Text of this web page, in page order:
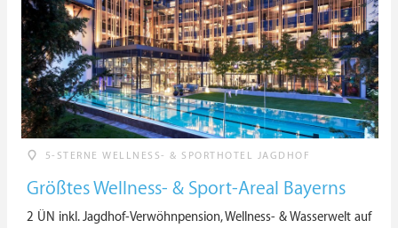
5-STERNE WELLNESS- & SPORTHOTEL JAGDHOF
Größtes Wellness- & Sport-Areal Bayerns
2 ÜN inkl. Jagdhof-Verwöhnpension, Wellness- & Wasserwelt auf